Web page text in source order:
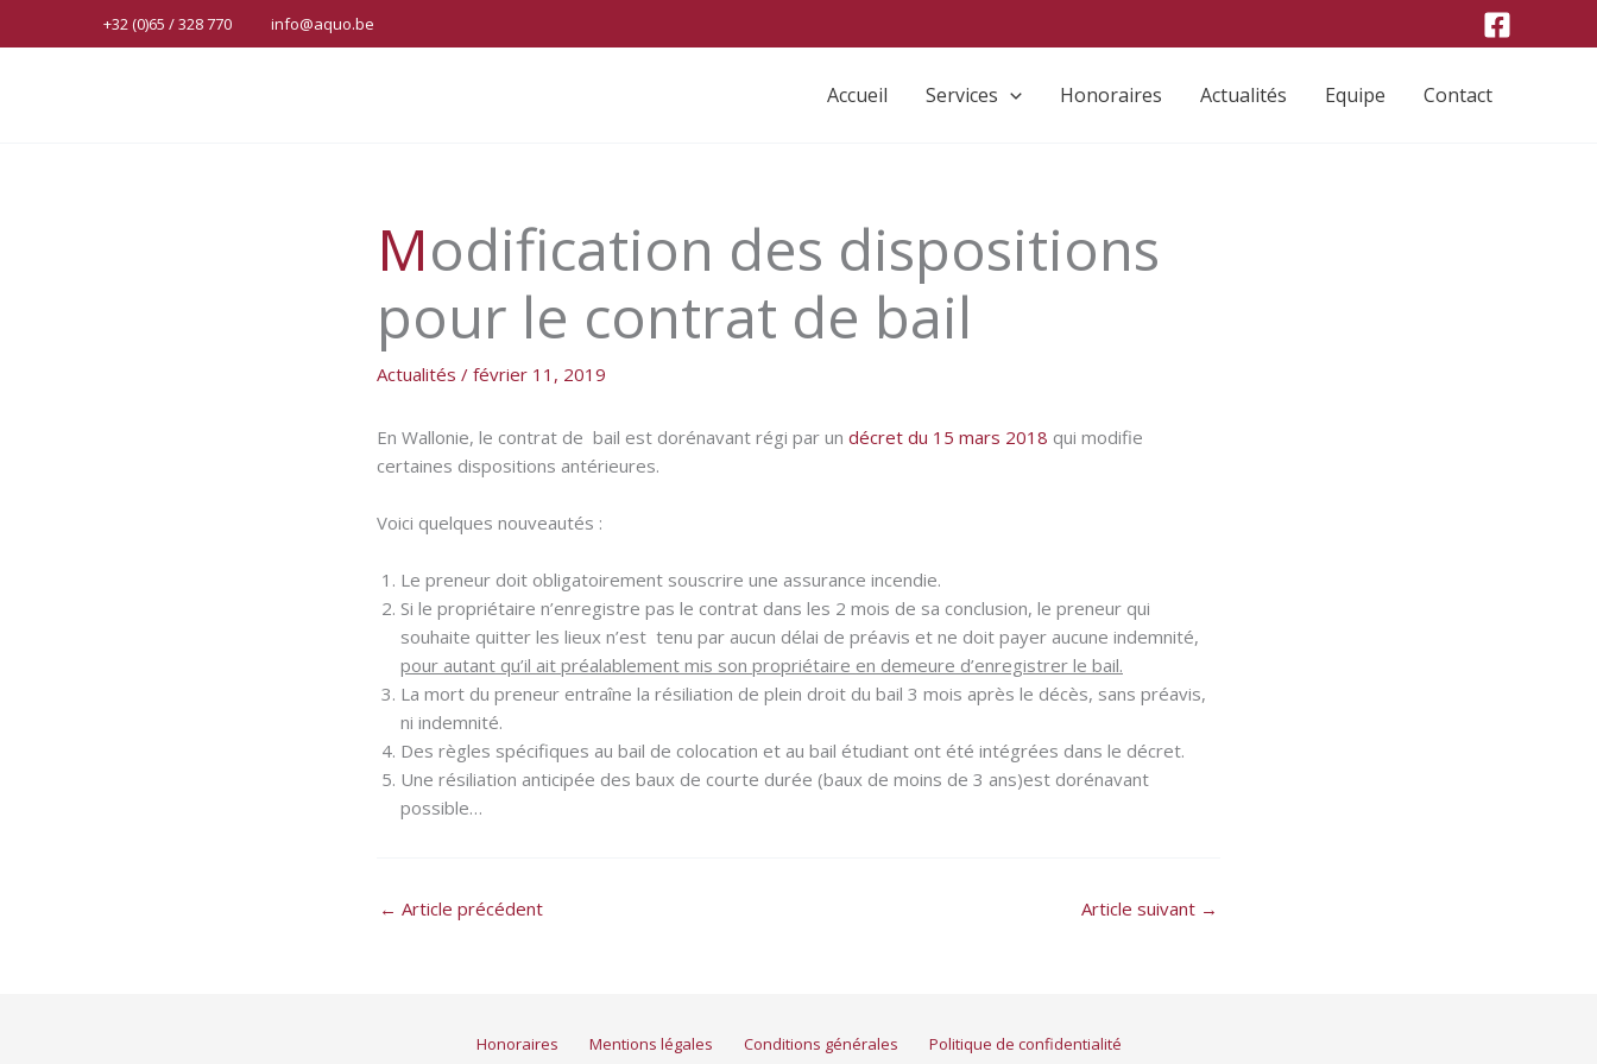
au
+32 (0)65 / 328 770 info@aquo.be
Accueil Services Honoraires Actualités Equipe Contact
Modification des dispositions
pour le contrat de bail
Actualités / février 11, 2019
En Wallonie, le contrat de bail est dorénavant régi par un décret du 15 mars 2018 qui modifie
certaines dispositions antérieures.
Voici quelques nouveautés :
Le preneur doit obligatoirement souscrire une assurance incendie.
Si le propriétaire n’enregistre pas le contrat dans les 2 mois de sa conclusion, le preneur qui
souhaite quitter les lieux n’est tenu par aucun délai de préavis et ne doit payer aucune indemnité,
pour autant qu’il ait préalablement mis son propriétaire en demeure d’enregistrer le bail.
La mort du preneur entraîne la résiliation de plein droit du bail 3 mois après le décès, sans préavis,
ni indemnité.
Des règles spécifiques au bail de colocation et au bail étudiant ont été intégrées dans le décret.
Une résiliation anticipée des baux de courte durée (baux de moins de 3 ans)est dorénavant
possible…
← Article précédent Article suivant →
Honoraires Mentions légales Conditions générales Politique de confidentialité